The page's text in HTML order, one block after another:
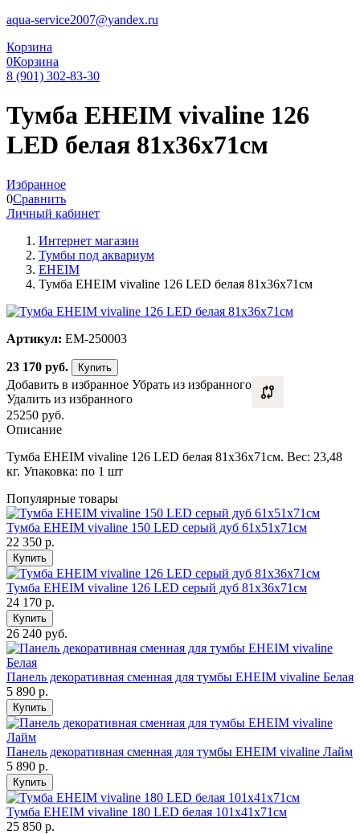
aqua-service2007@yandex.ru
Корзина
0Корзина
8 (901) 302-83-30
Тумба EHEIM vivaline 126
LED белая 81x36x71см
Избранное
0Сравнить
Личный кабинет
Интернет магазин
Тумбы под аквариум
EHEIM
Тумба EHEIM vivaline 126 LED белая 81x36x71см
Артикул: EM-250003
23 170 руб. Купить
Добавить в избранное Убрать из избранного
Удалить из избранного
25250 руб.
Описание
Тумба EHEIM vivaline 126 LED белая 81x36x71см. Вес: 23,48
кг. Упаковка: по 1 шт
Популярные товары
Тумба EHEIM vivaline 150 LED серый дуб 61x51x71см
22 350 р.
Купить
Тумба EHEIM vivaline 126 LED серый дуб 81x36x71см
24 170 р.
Купить
26 240 руб.
Панель декоративная сменная для тумбы EHEIM vivaline Белая
5 890 р.
Купить
Панель декоративная сменная для тумбы EHEIM vivaline Лайм
5 890 р.
Купить
Тумба EHEIM vivaline 180 LED белая 101x41x71см
25 850 р.